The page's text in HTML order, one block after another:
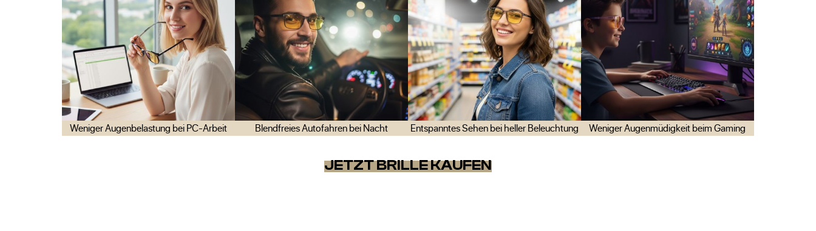
Weniger Augenbelastung bei PC-Arbeit Blendfreies Autofahren bei Nacht Entspanntes Sehen bei heller Beleuchtung Weniger Augenmüdigkeit beim Gaming
JETZT BRILLE KAUFEN